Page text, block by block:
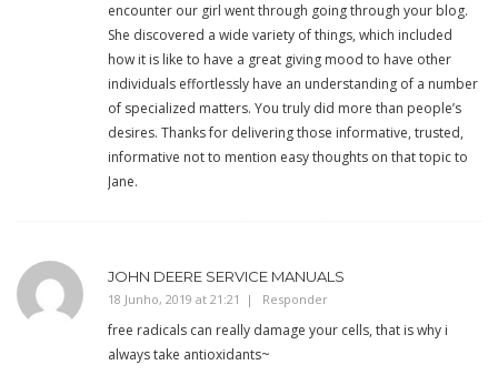
encounter our girl went through going through your blog.
She discovered a wide variety of things, which included
how it is like to have a great giving mood to have other
individuals effortlessly have an understanding of a number
of specialized matters. You truly did more than people’s
desires. Thanks for delivering those informative, trusted,
informative not to mention easy thoughts on that topic to
Jane.
JOHN DEERE SERVICE MANUALS
18 Junho, 2019 at 21:21 Responder
free radicals can really damage your cells, that is why i
always take antioxidants~